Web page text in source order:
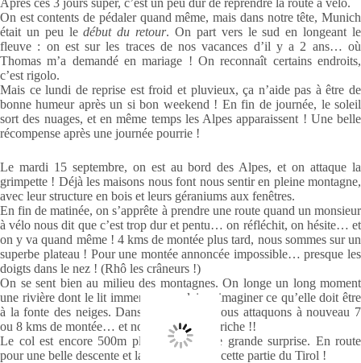
On est contents de pédaler quand même, mais dans notre tête, Munich
était un peu ledébut du retour. On part vers le sud en longeant le
fleuve : on est sur les traces de nos vacances d’il y a 2 ans… où
Thomas m’a demandé en mariage ! On reconnaît certains endroits,
c’est rigolo.
Mais ce lundi de reprise est froid et pluvieux, ça n’aide pas à être de
bonne humeur après un si bon weekend ! En fin de journée, le soleil
sort des nuages, et en même temps les Alpes apparaissent ! Une belle
récompense après une journée pourrie !
Le mardi 15 septembre, on est au bord des Alpes, et on attaque la
grimpette ! Déjà les maisons nous font nous sentir en pleine montagne,
avec leur structure en bois et leurs géraniums aux fenêtres.
En fin de matinée, on s’apprête à prendre une route quand un monsieur
à vélo nous dit que c’est trop dur et pentu… on réfléchit, on hésite… et
on y va quand même ! 4 kms de montée plus tard, nous sommes sur un
superbe plateau ! Pour une montée annoncée impossible… presque les
doigts dans le nez ! (Rhô les crâneurs !)
On se sent bien au milieu des montagnes. On longe un long moment
une rivière dont le lit immense nous laisse imaginer ce qu’elle doit être
à la fonte des neiges. Dans l’après-midi, nous attaquons à nouveau 7
ou 8 kms de montée… et nous voilà en Autriche !!
Le col est encore 500m plus loin, à notre grande surprise. En route
pour une belle descente et la découverte de cette partie du Tirol !